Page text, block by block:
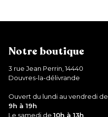
9
Notre boutique
3 rue Jean Perrin, 14440
Douvres-la-délivrande
Ouvert du lundi au vendredi de
9h à 19h
Le samedi de 10h à 13h